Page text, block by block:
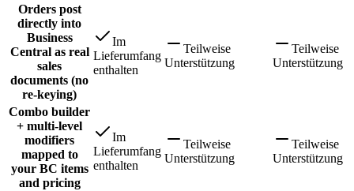
Orders post
directly into
Business
Central as real
sales
documents (no
re-keying)
Im
Lieferumfang
enthalten
Teilweise
Unterstützung
Teilweise
Unterstützung
Combo builder
+ multi-level
modifiers
mapped to
your BC items
and pricing
Im
Lieferumfang
enthalten
Teilweise
Unterstützung
Teilweise
Unterstützung